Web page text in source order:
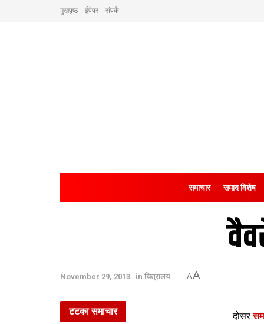
मुखपृष्ठ ईपेपर संपर्क
समाचार समाद विशेष
November 29, 2013 in चित्रालय AA
दोसर
टटका समाचार